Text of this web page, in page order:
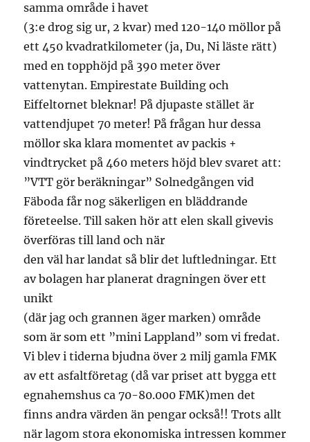
samma område i havet
(3:e drog sig ur, 2 kvar) med 120-140 möllor på
ett 450 kvadratkilometer (ja, Du, Ni läste rätt)
med en topphöjd på 390 meter över
vattenytan. Empirestate Building och
Eiffeltornet bleknar! På djupaste stället är
vattendjupet 70 meter! På frågan hur dessa
möllor ska klara momentet av packis +
vindtrycket på 460 meters höjd blev svaret att:
”VTT gör beräkningar” Solnedgången vid
Fäboda får nog säkerligen en bläddrande
företeelse. Till saken hör att elen skall givevis
överföras till land och när
den väl har landat så blir det luftledningar. Ett
av bolagen har planerat dragningen över ett
unikt
(där jag och grannen äger marken) område
som är som ett ”mini Lappland” som vi fredat.
Vi blev i tiderna bjudna över 2 milj gamla FMK
av ett asfaltföretag (då var priset att bygga ett
egnahemshus ca 70-80.000 FMK)men det
finns andra värden än pengar också!! Trots allt
när lagom stora ekonomiska intressen kommer